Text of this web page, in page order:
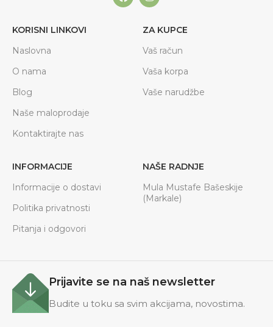
KORISNI LINKOVI
Naslovna
O nama
Blog
Naše maloprodaje
Kontaktirajte nas
ZA KUPCE
Vaš račun
Vaša korpa
Vaše narudžbe
INFORMACIJE
Informacije o dostavi
Politika privatnosti
Pitanja i odgovori
NAŠE RADNJE
Mula Mustafe Bašeskije
(Markale)
Prijavite se na naš newsletter
Budite u toku sa svim akcijama, novostima.